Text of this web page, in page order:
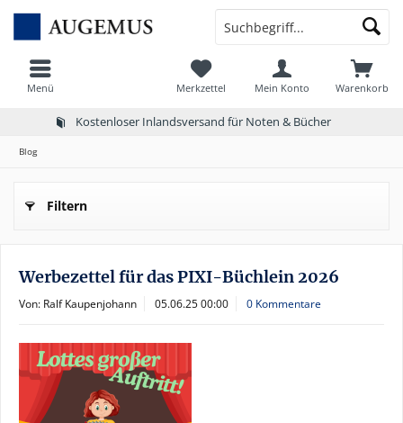
Kostenloser Inlandsversand für Noten & Bücher
Menü Warenkorb
Merkzettel Mein Konto
Blog
Filtern
Werbezettel für das PIXI-Büchlein 2026
Von: Ralf Kaupenjohann 05.06.25 00:00 0 Kommentare